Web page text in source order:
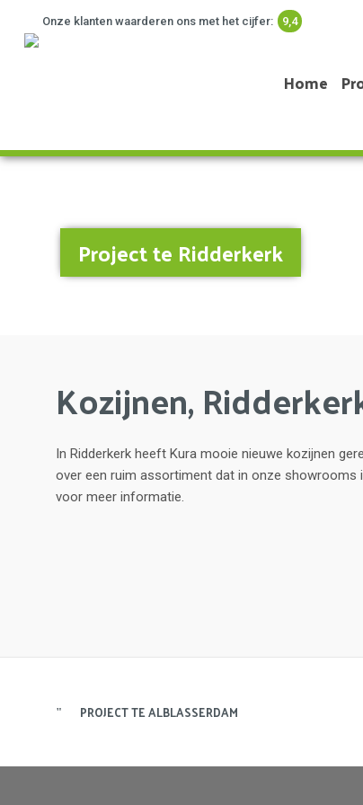
Onze klanten waarderen ons met het cijfer: 9,4
Home
Project te Ridderkerk
Kozijnen,
In Ridderkerk heeft Kura mooie nieuwe kozijnen
over een ruim assortiment dat in onze
voor meer informatie.
PROJECT TE ALBLASSERDAM